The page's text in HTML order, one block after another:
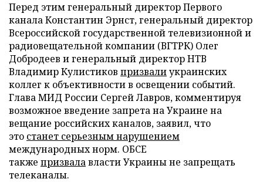
Перед этим генеральный директор Первого
канала Константин Эрнст, генеральный директор
Всероссийской государственной телевизионной и
радиовещательной компании (ВГТРК) Олег
Добродеев и генеральный директор НТВ
Владимир Кулистиков призвалиукраинских
коллег к объективности в освещении событий.
Глава МИД России Сергей Лавров, комментируя
возможное введение запрета на Украине на
вещание российских каналов, заявил, что
это станет серьезным нарушением
международных норм. ОБСЕ
также призвалавласти Украины не запрещать
телеканалы.